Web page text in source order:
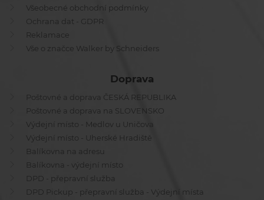
Všeobecné obchodní podmínky
Ochrana dat - GDPR
Reklamace
Vše o značce Walker by Schneiders
Doprava
Poštovné a doprava ČESKÁ REPUBLIKA
Poštovné a doprava na SLOVENSKO
Výdejní místo - Medlov u Uničova
Výdejní místo - Uherské Hradiště
Balíkovna na adresu
Balíkovna - výdejní místo
DPD - přepravní služba
DPD Pickup - přepravní služba - Výdejní místa